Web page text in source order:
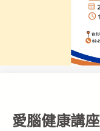
愛腦健康講座